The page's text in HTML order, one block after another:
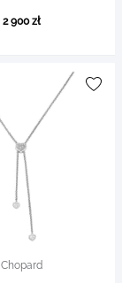
2 900 zł
Chopard